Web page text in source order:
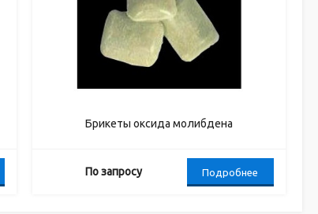
Брикеты оксида молибдена
По запросу Подробнее